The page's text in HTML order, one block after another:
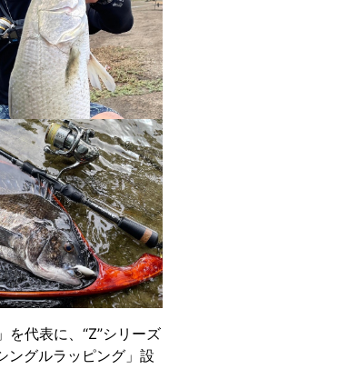
代表に、“Z”シリーズ
ングルラッピング」設